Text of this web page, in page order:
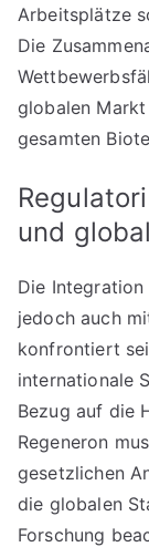
Arbeitsplätze
Die
globalen
gesamten
und
Die
jedoch auch
konfrontiert
internationale
Bezug auf die
Regeneron
gesetzlichen
die globalen
Forschung